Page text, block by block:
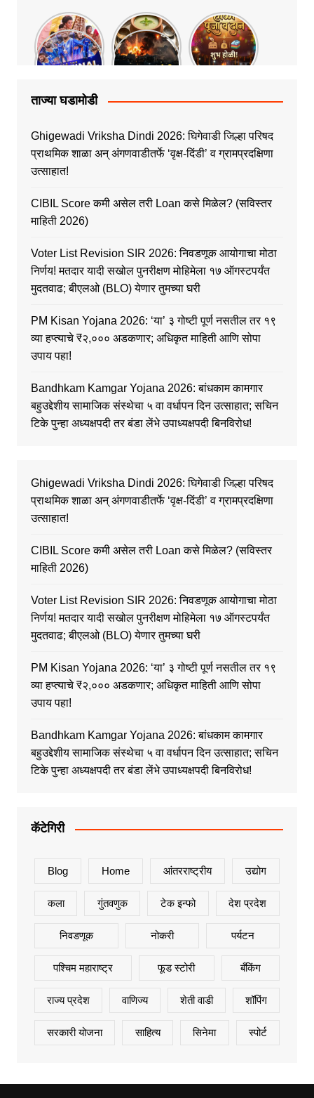
ताज्या घडामोडी
Ghigewadi Vriksha Dindi 2026: घिगेवाडी जिल्हा परिषद
प्राथमिक शाळा अन् अंगणवाडीतर्फे ‘वृक्ष-दिंडी’ व ग्रामप्रदक्षिणा
उत्साहात!
CIBIL Score कमी असेल तरी Loan कसे मिळेल? (सविस्तर
माहिती 2026)
Voter List Revision SIR 2026: निवडणूक आयोगाचा मोठा
निर्णय! मतदार यादी सखोल पुनरीक्षण मोहिमेला १७ ऑगस्टपर्यंत
मुदतवाढ; बीएलओ (BLO) येणार तुमच्या घरी
PM Kisan Yojana 2026: ‘या’ ३ गोष्टी पूर्ण नसतील तर १९
व्या हप्त्याचे ₹२,००० अडकणार; अधिकृत माहिती आणि सोपा
उपाय पहा!
Bandhkam Kamgar Yojana 2026: बांधकाम कामगार
बहुउद्देशीय सामाजिक संस्थेचा ५ वा वर्धापन दिन उत्साहात; सचिन
टिके पुन्हा अध्यक्षपदी तर बंडा लेंभे उपाध्यक्षपदी बिनविरोध!
Ghigewadi Vriksha Dindi 2026: घिगेवाडी जिल्हा परिषद
प्राथमिक शाळा अन् अंगणवाडीतर्फे ‘वृक्ष-दिंडी’ व ग्रामप्रदक्षिणा
उत्साहात!
CIBIL Score कमी असेल तरी Loan कसे मिळेल? (सविस्तर
माहिती 2026)
Voter List Revision SIR 2026: निवडणूक आयोगाचा मोठा
निर्णय! मतदार यादी सखोल पुनरीक्षण मोहिमेला १७ ऑगस्टपर्यंत
मुदतवाढ; बीएलओ (BLO) येणार तुमच्या घरी
PM Kisan Yojana 2026: ‘या’ ३ गोष्टी पूर्ण नसतील तर १९
व्या हप्त्याचे ₹२,००० अडकणार; अधिकृत माहिती आणि सोपा
उपाय पहा!
Bandhkam Kamgar Yojana 2026: बांधकाम कामगार
बहुउद्देशीय सामाजिक संस्थेचा ५ वा वर्धापन दिन उत्साहात; सचिन
टिके पुन्हा अध्यक्षपदी तर बंडा लेंभे उपाध्यक्षपदी बिनविरोध!
कॅटेगिरी
Blog Home आंतरराष्ट्रीय उद्योग
कला गुंतवणुक टेक इन्फो देश प्रदेश
निवडणूक नोकरी पर्यटन
पश्चिम महाराष्ट्र फूड स्टोरी बँकिंग
राज्य प्रदेश वाणिज्य शेती वाडी शॉपिंग
सरकारी योजना साहित्य सिनेमा स्पोर्ट